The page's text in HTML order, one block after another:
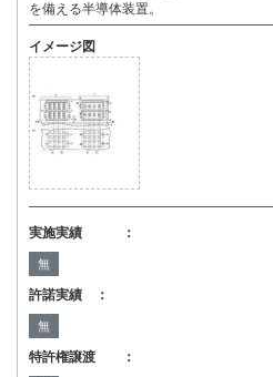
を備える半導体装置。
イメージ図
実施実績 ：
無
許諾実績 ：
無
特許権譲渡 ：